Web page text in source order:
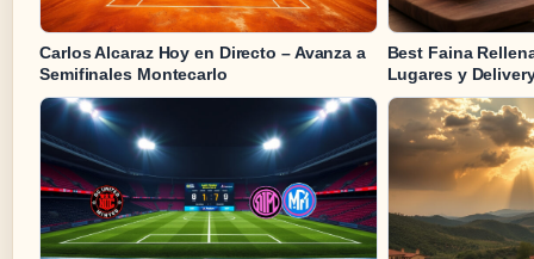
Carlos Alcaraz Hoy en Directo – Avanza a
Semifinales Montecarlo
Best Faina
Lugares y